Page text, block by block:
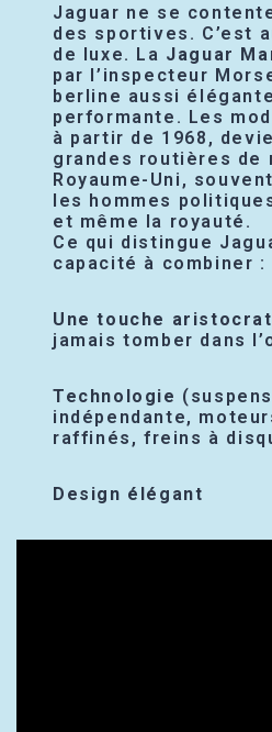
Jaguar ne se
des sportives. C’est
de luxe. La Jaguar
par l’inspecteur
berline aussi
performante. Les
à partir de 1968,
grandes routières de
Royaume-Uni,
les hommes
et même la royauté.
Ce qui distingue
capacité à combiner :
Une touche
jamais tomber dans
Technologie
indépendante,
raffinés, freins à
Design élégant